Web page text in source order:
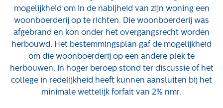
watertransitie
Strategisch grondbeleid als motor voor
woningbouwversnelling Gemeente Vught
Over ons
Maatschappelijk
Regeling van Rentmeesters 2020
mogelijkheid om in de nabijheid van zijn woning een
woonboerderij op te richten. Die woonboerderij was
afgebrand en kon onder het overgangsrecht worden
herbouwd. Het bestemmingsplan gaf de mogelijkheid
om die woonboerderij op een andere plek te
herbouwen. In hoger beroep stond ter discussie of het
college in redelijkheid heeft kunnen aansluiten bij het
minimale wettelijk forfait van 2% nmr.